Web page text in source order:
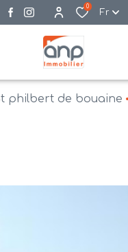
0
Fr
St philbert de bouaine